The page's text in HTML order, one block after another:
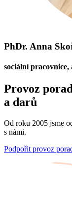
PhDr. Anna
sociální
Provoz
a darů
Od roku 2005 jsme
s námi.
Podpořit provoz